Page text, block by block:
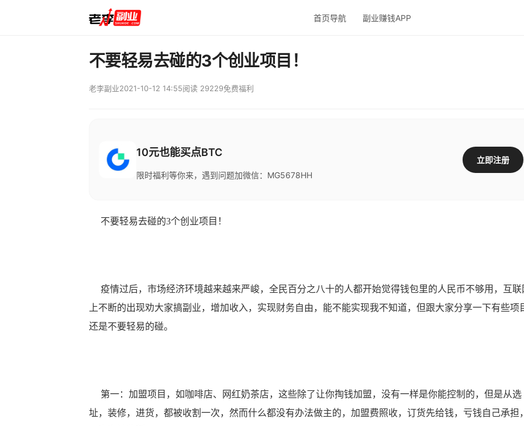
首页导航 副业赚钱APP
不要轻易去碰的3个创业项目！
老李副业2021-10-12 14:55阅读 29229免费福利
10元也能买点BTC
限时福利等你来，遇到问题加微信：MG5678HH
立即注册
不要轻易去碰的3个创业项目！
疫情过后，市场经济环境越来越来严峻，全民百分之八十的人都开始觉得钱包里的人民币不够用，互联
上不断的出现劝大家搞副业，增加收入，实现财务自由，能不能实现我不知道，但跟大家分享一下有些项
还是不要轻易的碰。
第一：加盟项目，如咖啡店、网红奶茶店，这些除了让你掏钱加盟，没有一样是你能控制的，但是从选
址，装修，进货，都被收割一次，然而什么都没有办法做主的，加盟费照收，订货先给钱，亏钱自己承担